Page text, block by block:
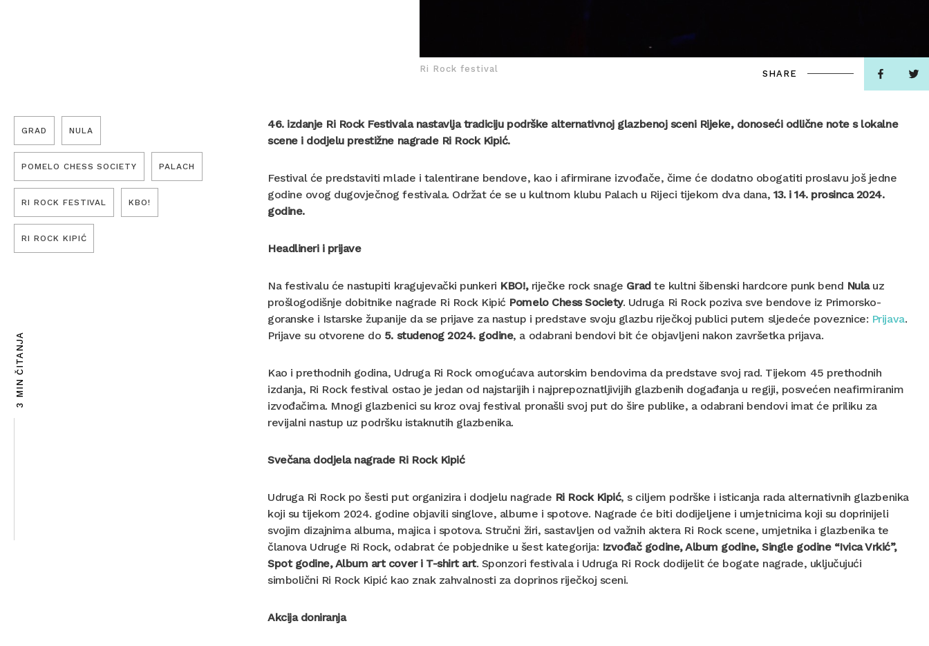
Ri Rock festival SHARE
GRAD NULA
POMELO CHESS SOCIETY PALACH
RI ROCK FESTIVAL KBO!
RI ROCK KIPIĆ
3 MIN ČITANJA
46. izdanje Ri Rock Festivalanastavlja tradiciju podrške alternativnoj glazbenoj sceni Rijeke, donoseći odlične note s lokalne
scene i dodjelu prestižne nagrade Ri Rock Kipić.
Festival će predstaviti mlade i talentirane bendove, kao i afirmirane izvođače, čime će dodatno obogatiti proslavu još jedne
godine ovog dugovječnog festivala. Održat će se u kultnom klubu Palach u Rijeci tijekom dva dana, 13. i 14. prosinca 2024.
godine.
Headlineri i prijave
Na festivalu će nastupiti kragujevački punkeri KBO!, riječke rock snage Gradte kultni šibenski hardcore punk bend Nulauz
prošlogodišnje dobitnike nagrade Ri Rock Kipić Pomelo Chess Society. Udruga Ri Rock poziva sve bendove iz Primorsko-
goranske i Istarske županije da se prijave za nastup i predstave svoju glazbu riječkoj publici putem sljedeće poveznice: Prijava.
Prijave su otvorene do 5. studenog 2024. godine, a odabrani bendovi bit će objavljeni nakon završetka prijava.
Kao i prethodnih godina, Udruga Ri Rock omogućava autorskim bendovima da predstave svoj rad. Tijekom 45 prethodnih
izdanja, Ri Rock festival ostao je jedan od najstarijih i najprepoznatljivijih glazbenih događanja u regiji, posvećen neafirmiranim
izvođačima. Mnogi glazbenici su kroz ovaj festival pronašli svoj put do šire publike, a odabrani bendovi imat će priliku za
revijalni nastup uz podršku istaknutih glazbenika.
Svečana dodjela nagrade Ri Rock Kipić
Udruga Ri Rock po šesti put organizira i dodjelu nagrade Ri Rock Kipić, s ciljem podrške i isticanja rada alternativnih glazbenika
koji su tijekom 2024. godine objavili singlove, albume i spotove. Nagrade će biti dodijeljene i umjetnicima koji su doprinijeli
svojim dizajnima albuma, majica i spotova. Stručni žiri, sastavljen od važnih aktera Ri Rock scene, umjetnika i glazbenika te
članova Udruge Ri Rock, odabrat će pobjednike u šest kategorija: Izvođač godine, Album godine, Single godine “Ivica Vrkić”,
Spot godine, Album art cover i T-shirt art. Sponzori festivala i Udruga Ri Rock dodijelit će bogate nagrade, uključujući
simbolični Ri Rock Kipić kao znak zahvalnosti za doprinos riječkoj sceni.
Akcija doniranja